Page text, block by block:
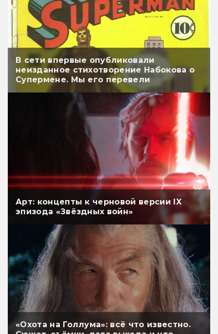
В сети впервые опубликовали
неизданное стихотворение Набокова о
Супермене. Мы его перевели
Арт: концепты к черновой версии IX
эпизода «Звёздных войн»
«Охота на Голлума»: всё что известно.